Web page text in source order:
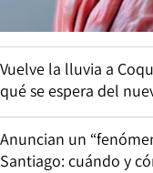
Vuelve la lluvia a
qué se espera del
Anuncian un
Santiago: cuándo y